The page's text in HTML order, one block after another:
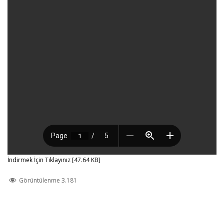
İndirmek İçin Tıklayınız [47.64 KB]
Görüntülenme 3.181